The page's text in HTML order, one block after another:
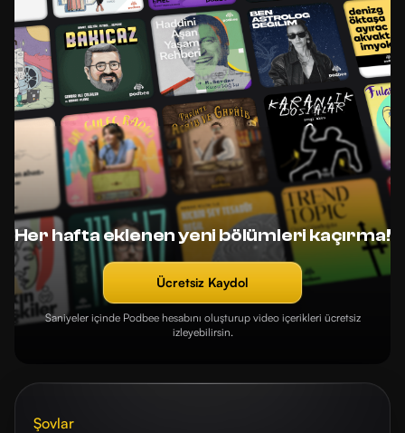
Her hafta eklenen yeni bölümleri kaçırma!
Ücretsiz Kaydol
Saniyeler içinde Podbee hesabını oluşturup video içerikleri ücretsiz
izleyebilirsin.
Şovlar